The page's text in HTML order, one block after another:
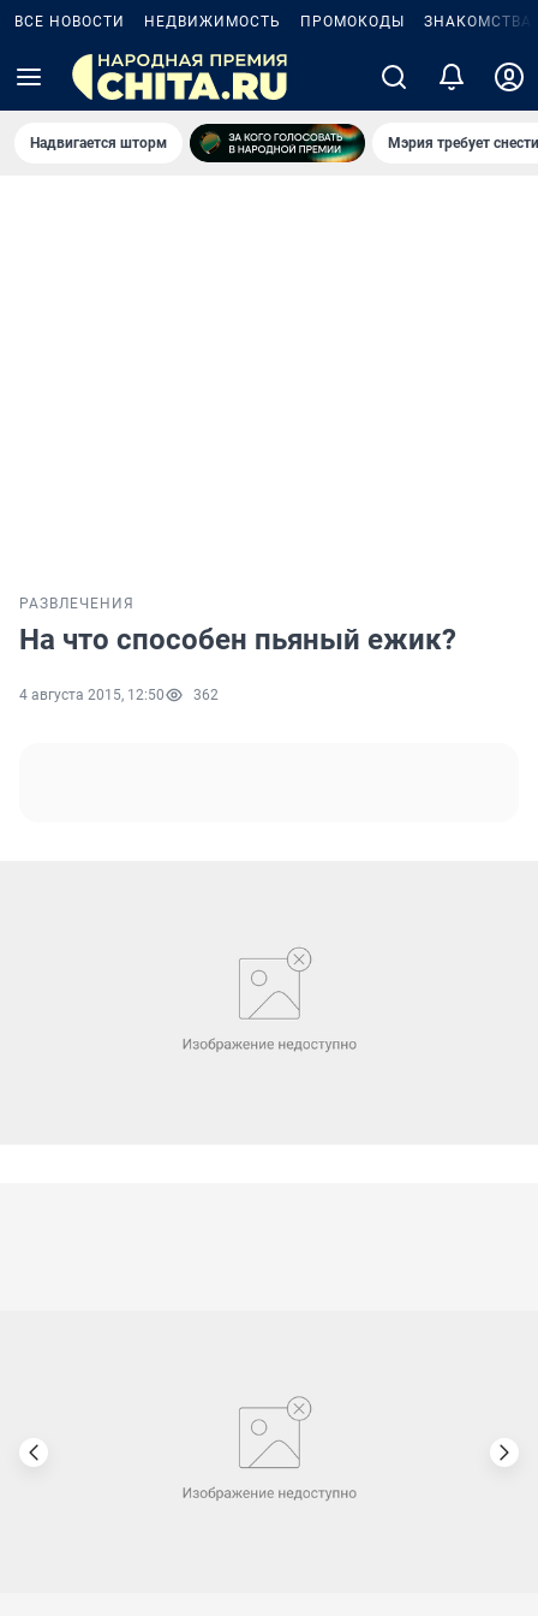
ВСЕ НОВОСТИ НЕДВИЖИМОСТЬ ПРОМОКОДЫ ЗНАКОМСТВА
Надвигается шторм Мэрия требует
РАЗВЛЕЧЕНИЯ
На что способен пьяный ежик?
4 августа 2015, 12:50 362